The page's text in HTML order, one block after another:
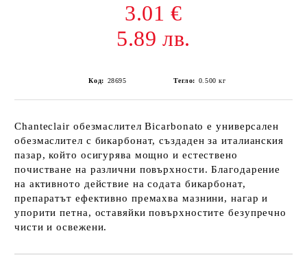
3.01 €
5.89 лв.
Код: 28695 Тегло: 0.500 кг
Chanteclair обезмаслител Bicarbonato е универсален
обезмаслител с бикарбонат, създаден за италианския
пазар, който осигурява мощно и естествено
почистване на различни повърхности. Благодарение
на активното действие на содата бикарбонат,
препаратът ефективно премахва мазнини, нагар и
упорити петна, оставяйки повърхностите безупречно
чисти и освежени.